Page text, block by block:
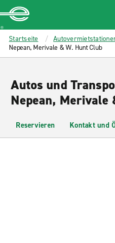
MAIN
CONTENT
Enterprise
Startseite
Nepean, Merivale & W. Hunt Club
Autos und
Nepean, Merivale
Reservieren Kontakt und